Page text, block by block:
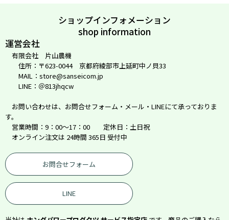
ショップインフォメーション
shop information
運営会社
有限会社 片山農機
住所：〒623-0044 京都府綾部市上延町中ノ貝33
MAIL：store@sanseicom.jp
LINE：＠813jhqcw
お問い合わせは、お問合せフォーム・メール・LINEにて承っておりま
す。
営業時間：9：00～17：00 定休日：土日祝
オンライン注文は 24時間 365日 受付中
お問合せフォーム
LINE